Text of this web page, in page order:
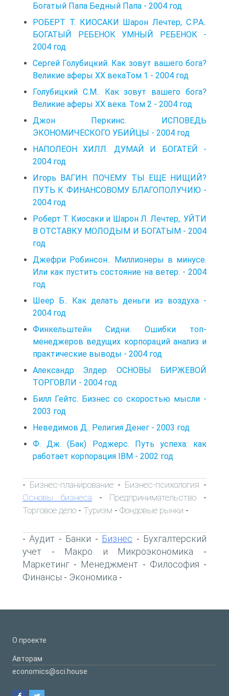
Богатый Папа Бедный Папа - 2004 год
РОБЕРТ Т. КИОСАКИ Шарон Лечтер, С.Р.А..
БОГАТЫЙ РЕБЕНОК УМНЫЙ РЕБЕНОК -
2004 год
Сергей Голубицкий. Как зовут вашего бога?
Великие аферы XX векаТом 1 - 2004 год
Голубицкий С.М.. Как зовут вашего бога?
Великие аферы XX века. Том 2 - 2004 год
Джон Перкинс. ИСПОВЕДЬ
ЭКОНОМИЧЕСКОГО УБИЙЦЫ - 2004 год
НАПОЛЕОН ХИЛЛ. ДУМАЙ И БОГАТЕЙ -
2004 год
Игорь ВАГИН. ПОЧЕМУ ТЫ ЕЩЕ НИЩИЙ?
ПУТЬ К ФИНАНСОВОМУ БЛАГОПОЛУЧИЮ -
2004 год
Роберт Т. Киосаки и Шарон Л. Лечтер,. УЙТИ
В ОТСТАВКУ МОЛОДЫМ И БОГАТЫМ - 2004
год
Джефри Робинсон.. Миллионеры в минусе.
Или как пустить состояние на ветер. - 2004
год
Шеер Б.. Как делать деньги из воздуха -
2004 год
Финкельштейн Сидни. Ошибки топ-
менеджеров ведущих корпораций анализ и
практические выводы - 2004 год
Александр Элдер. ОСНОВЫ БИРЖЕВОЙ
ТОРГОВЛИ - 2004 год
Билл Гейтс. Бизнес со скоростью мысли -
2003 год
Неведимов Д.. Религия Денег - 2003 год
Ф. Дж. (Бак) Роджерс. Путь успеха: как
работает корпорация ІВМ - 2002 год
- Бизнес-планирование - Бизнес-психология -
Основы бизнеса - Предпринимательство -
Торговое дело - Туризм - Фондовые рынки -
-Аудит - Банки - Бизнес - Бухгалтерский
учет - Макро и Микроэкономика -
Маркетинг - Менеджмент - Философия -
Финансы - Экономика -
О проекте
Авторам
economics@sci.house